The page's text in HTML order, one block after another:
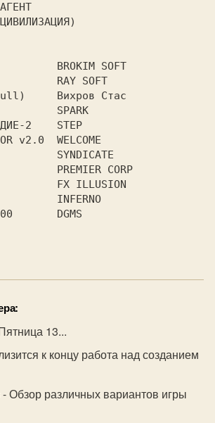
BROKIM SOFT
RAY SOFT
(full)     Вихров Стас
SPARK
2    STEP
v2.0  WELCOME
SYNDICATE
PREMIER CORP
3          FX ILLUSION
INFERNO
DGMS
13...
к концу работа над созданием
- Обзор различных вариантов игры